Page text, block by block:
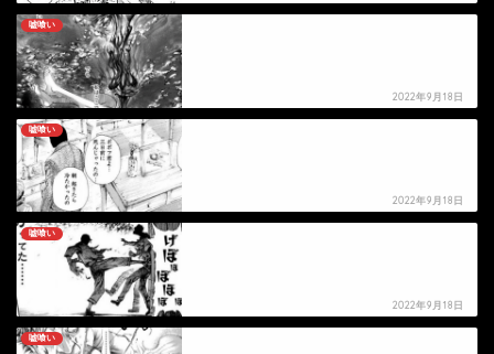
嘘喰い
2022年9月18日
嘘喰い
2022年9月18日
嘘喰い
2022年9月18日
嘘喰い